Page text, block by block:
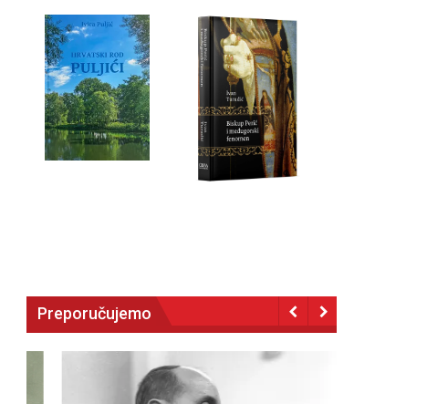
Preporučujemo